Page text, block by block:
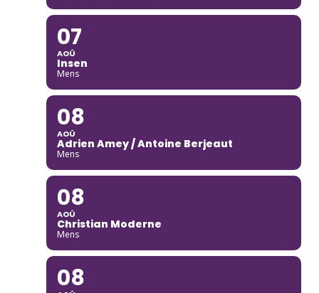
07
AOÛ
Insen
Mens
08
AOÛ
Adrien Amey / Antoine Berjeaut
Mens
08
AOÛ
Christian Moderne
Mens
08